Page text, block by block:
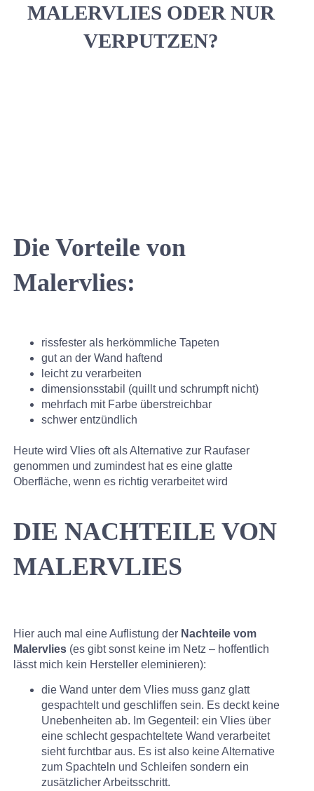
MALERVLIES ODER NUR
VERPUTZEN?
Die Vorteile von
Malervlies:
rissfester als herkömmliche Tapeten
gut an der Wand haftend
leicht zu verarbeiten
dimensionsstabil (quillt und schrumpft nicht)
mehrfach mit Farbe überstreichbar
schwer entzündlich
Heute wird Vlies oft als Alternative zur Raufaser
genommen und zumindest hat es eine glatte
Oberfläche, wenn es richtig verarbeitet wird
DIE NACHTEILE VON
MALERVLIES
Hier auch mal eine Auflistung der Nachteile vom
Malervlies (es gibt sonst keine im Netz – hoffentlich
lässt mich kein Hersteller eleminieren):
die Wand unter dem Vlies muss ganz glatt
gespachtelt und geschliffen sein. Es deckt keine
Unebenheiten ab. Im Gegenteil: ein Vlies über
eine schlecht gespachteltete Wand verarbeitet
sieht furchtbar aus. Es ist also keine Alternative
zum Spachteln und Schleifen sondern ein
zusätzlicher Arbeitsschritt.